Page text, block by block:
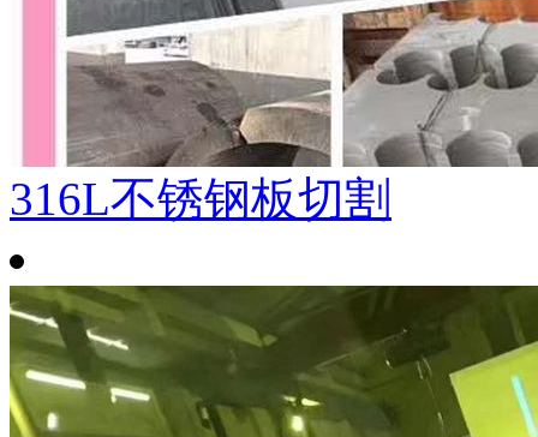
316L不锈钢板切割